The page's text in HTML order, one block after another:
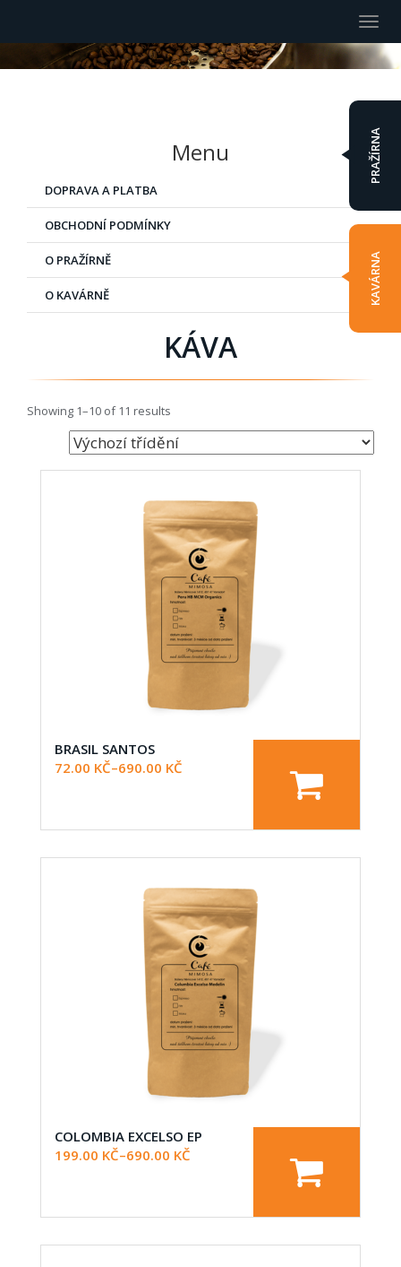
KAVÁRNA
PRAŽÍRNA
Menu
DOPRAVA A PLATBA
OBCHODNÍ PODMÍNKY
O PRAŽÍRNĚ
O KAVÁRNĚ
KÁVA
Showing 1–10 of 11 results
BRASIL SANTOS
72.00 KČ–690.00 KČ
COLOMBIA EXCELSO EP
199.00 KČ–690.00 KČ